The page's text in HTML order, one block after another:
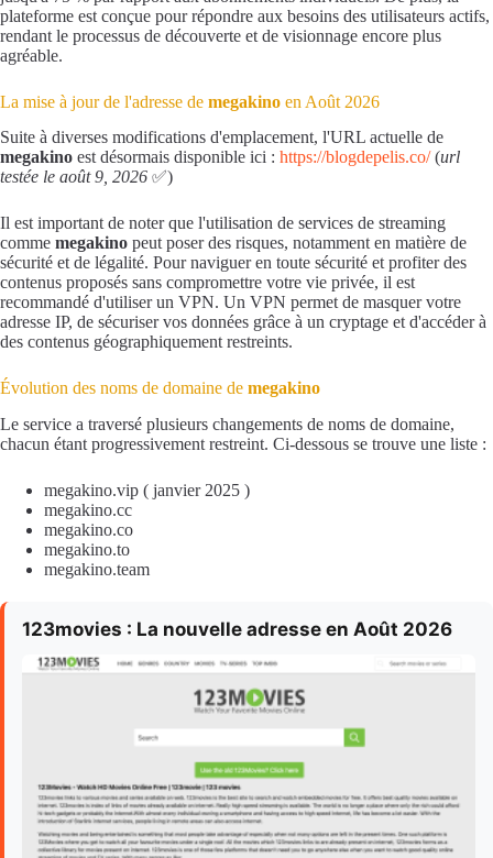
plateforme est conçue pour répondre aux besoins des utilisateurs actifs,
rendant le processus de découverte et de visionnage encore plus
agréable.
La mise à jour de l'adresse de megakino en Août 2026
Suite à diverses modifications d'emplacement, l'URL actuelle de
megakino est désormais disponible ici : https://blogdepelis.co/(url
testée le août 9, 2026 ✅)
Il est important de noter que l'utilisation de services de streaming
comme megakino peut poser des risques, notamment en matière de
sécurité et de légalité. Pour naviguer en toute sécurité et profiter des
contenus proposés sans compromettre votre vie privée, il est
recommandé d'utiliser un VPN. Un VPN permet de masquer votre
adresse IP, de sécuriser vos données grâce à un cryptage et d'accéder à
des contenus géographiquement restreints.
Évolution des noms de domaine de megakino
Le service a traversé plusieurs changements de noms de domaine,
chacun étant progressivement restreint. Ci-dessous se trouve une liste :
megakino.vip ( janvier 2025 )
megakino.cc
megakino.co
megakino.to
megakino.team
123movies : La nouvelle adresse en Août 2026